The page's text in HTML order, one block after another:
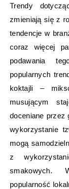
Trendy
zmieniają się z
tendencje w
coraz więcej
podawania
popularnych
koktajli –
musującym
doceniane przez
wykorzystanie
mogą
z
smakowych.
popularność